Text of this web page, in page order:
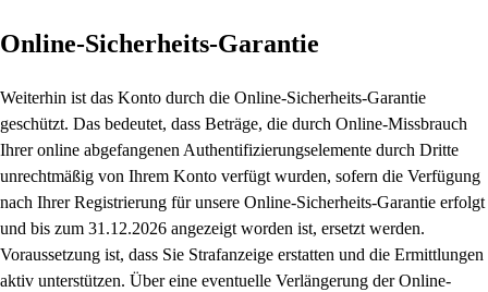
Online-Sicherheits-Garantie
Weiterhin ist das Konto durch die Online-Sicherheits-Garantie
geschützt. Das bedeutet, dass Beträge, die durch Online-Missbrauch
Ihrer online abgefangenen Authentifizierungselemente durch Dritte
unrechtmäßig von Ihrem Konto verfügt wurden, sofern die Verfügung
nach Ihrer Registrierung für unsere Online-Sicherheits-Garantie erfolgt
und bis zum 31.12.2026 angezeigt worden ist, ersetzt werden.
Voraussetzung ist, dass Sie Strafanzeige erstatten und die Ermittlungen
aktiv unterstützen. Über eine eventuelle Verlängerung der Online-